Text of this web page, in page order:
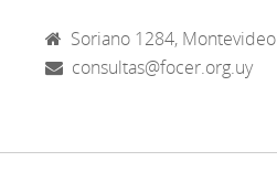
Soriano 1284, Montevideo
consultas@focer.org.uy